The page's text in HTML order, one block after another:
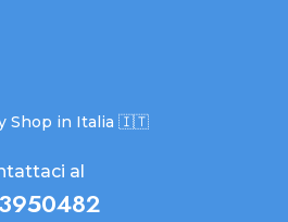
Shop in Italia 🇮🇹
al